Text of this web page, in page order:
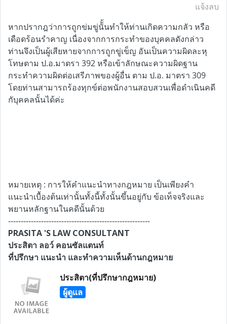
แจ้งลบ
หากปรากฎว่าการถูกข่มขู่นัั้นทำให้ท่านเกิดความกลัว หรือ
เดือดร้อนรำคาญ เนื่องจากการกระทำของบุคคลดังกล่าว
ท่านจึงเป็นผู้เสียหายจากการถูกขู่เข็ญ อันเป็นความผิดละหุ
โทษตาม ป.อ.มาตรา 392 หรือเข้าลักษณะความผิดฐาน
กระทำความผิดต่อเสรีภาพของผู้อื่น ตาม ป.อ. มาตรา 309
โดยท่านสามารถร้องทุกข์ต่อพนักงานสอบสวนเพื่อดำเนินคดี
กับุคคลนั้นได้ค่ะ
หมายเหตุ : การให้คำแนะนำทางกฎหมาย เป็นเพียงคำ
แนะนำเบื้องต้นเท่านั้นทั้งนี้ทั้งนั้นขึ้นอยู่กับ ข้อเท็จจริงและ
พยานหลักฐานในคดีนั้นด้วย
--------------------------------------------------------
PRASITA 'S LAW CONSULTANT
ประสิตา ลอว์ คอนซัลแตนท์
ที่ปรึกษา แนะนำ และทำความเห็นด้านกฎหมาย
ประสิตา(ที่ปรึกษากฎหมาย)
ผู้ดูแล